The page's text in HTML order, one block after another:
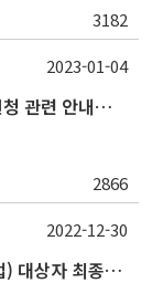
3182
2023학년도 1학기 신입생 학자금대출 신청 관련 안내사항
2866
2023-01-04
2022학년도 전기 학위수여(2023.2. 졸업) 대상자 최종인준 논문 제출 안내
2022-12-30